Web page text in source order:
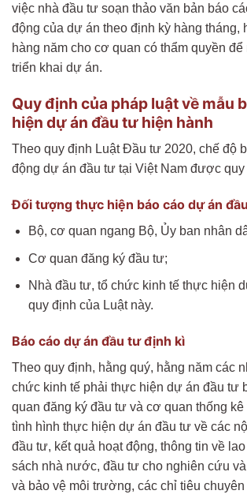
việc nhà đầu tư soạn thảo văn bản báo
động của dự án theo định kỳ hàng tháng,
hàng năm cho cơ quan có thẩm quyền để
triển khai dự án.
Quy định của pháp luật về mẫu
hiện dự án đầu tư hiện hành
Theo quy định Luật Đầu tư 2020, chế độ
động dự án đầu tư tại Việt Nam được
Đối tượng thực hiện báo cáo dự án
Bộ, cơ quan ngang Bộ, Ủy ban nhân
Cơ quan đăng ký đầu tư;
Nhà đầu tư, tổ chức kinh tế thực hiện
quy định của Luật này.
Báo cáo dự án đầu tư định kì
Theo quy định, hằng quý, hằng năm các
chức kinh tế phải thực hiện dự án đầu tư
quan đăng ký đầu tư và cơ quan thống kê
tình hình thực hiện dự án đầu tư về các
đầu tư, kết quả hoạt động, thông tin về
sách nhà nước, đầu tư cho nghiên cứu
và bảo vệ môi trường, các chỉ tiêu